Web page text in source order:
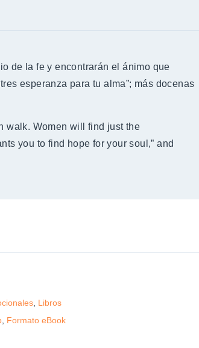
de la fe y encontrarán el ánimo que
esperanza para tu alma”; más docenas
walk. Women will find just the
you to find hope for your soul,” and
, Libros
, Formato eBook